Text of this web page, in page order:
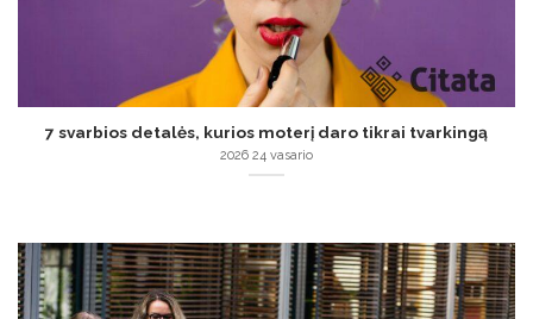
7 svarbios detalės, kurios moterį daro tikrai tvarkingą
2026 24 vasario